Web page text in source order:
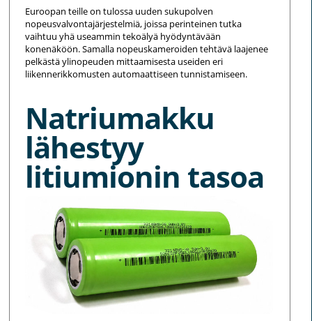
Euroopan teille on tulossa uuden sukupolven
nopeusvalvontajärjestelmiä, joissa perinteinen tutka
vaihtuu yhä useammin tekoälyä hyödyntävään
konenäköön. Samalla nopeuskameroiden tehtävä laajenee
pelkästä ylinopeuden mittaamisesta useiden eri
liikennerikkomusten automaattiseen tunnistamiseen.
Natriumakku
lähestyy
litiumionin tasoa